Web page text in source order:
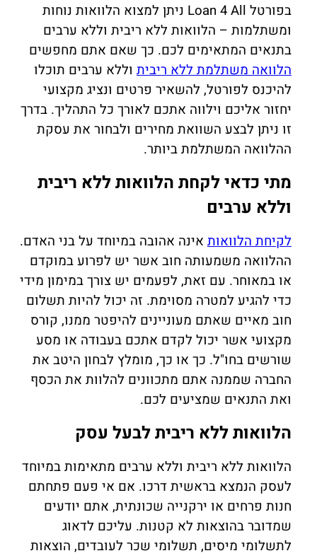
בפורטל Loan 4 All ניתן למצוא הלוואות נוחות
ומשתלמות – הלוואות ללא ריבית וללא ערבים
בתנאים המתאימים לכם. כך שאם אתם מחפשים
הלוואה משתלמת ללא ריבית וללא ערבים תוכלו
להיכנס לפורטל, להשאיר פרטים ונציג מקצועי
יחזור אליכם וילווה אתכם לאורך כל התהליך. בדרך
זו ניתן לבצע השוואת מחירים ולבחור את עסקת
ההלוואה המשתלמת ביותר.
מתי כדאי לקחת הלוואות ללא ריבית
וללא ערבים
לקיחת הלוואות אינה אהובה במיוחד על בני האדם.
ההלוואה משמעותה חוב אשר יש לפרוע במוקדם
או במאוחר. עם זאת, לפעמים יש צורך במימון מידי
כדי להגיע למטרה מסוימת. זה יכול להיות תשלום
חוב מאיים שאתם מעוניינים להיפטר ממנו, קורס
מקצועי אשר יכול לקדם אתכם בעבודה או מסע
שורשים בחו"ל. כך או כך, מומלץ לבחון היטב את
החברה שממנה אתם מתכוונים להלוות את הכסף
ואת התנאים שמציעים לכם.
הלוואות ללא ריבית לבעל עסק
הלוואות ללא ריבית וללא ערבים מתאימות במיוחד
לעסק הנמצא בראשית דרכו. אם אי פעם פתחתם
חנות פרחים או ירקנייה שכונתית, אתם יודעים
שמדובר בהוצאות לא קטנות. עליכם לדאוג
לתשלומי מיסים, תשלומי שכר לעובדים, הוצאות